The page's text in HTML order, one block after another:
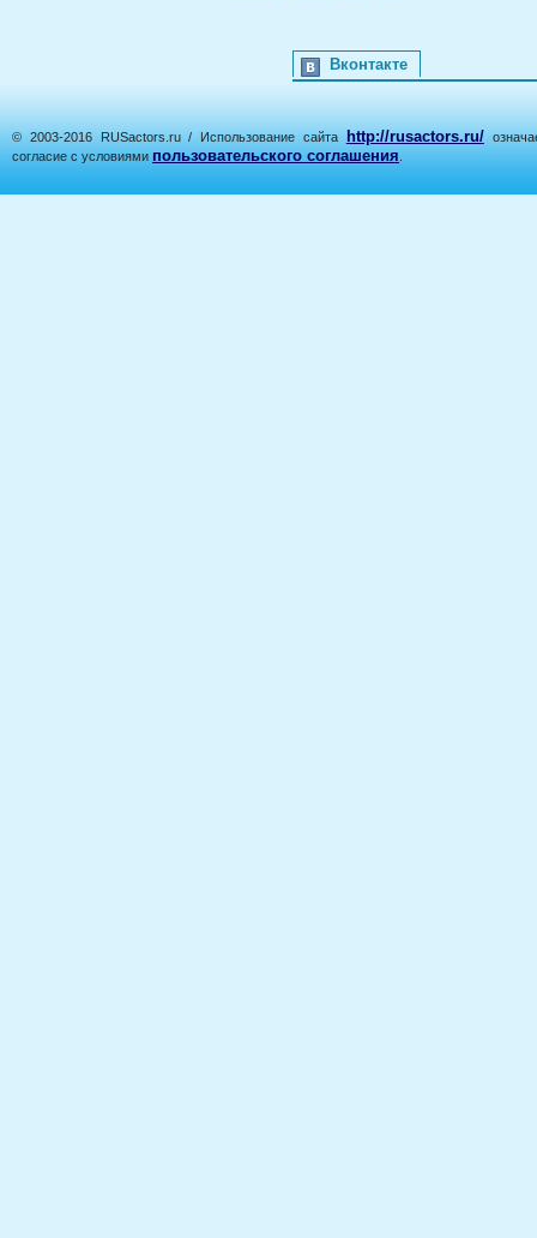
Вконтакте
© 2003-2016 RUSactors.ru / Использование сайта http://rusactors.ru/
согласие с условиями пользовательского соглашения